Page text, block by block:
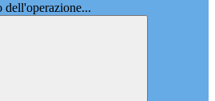
dell'operazione...